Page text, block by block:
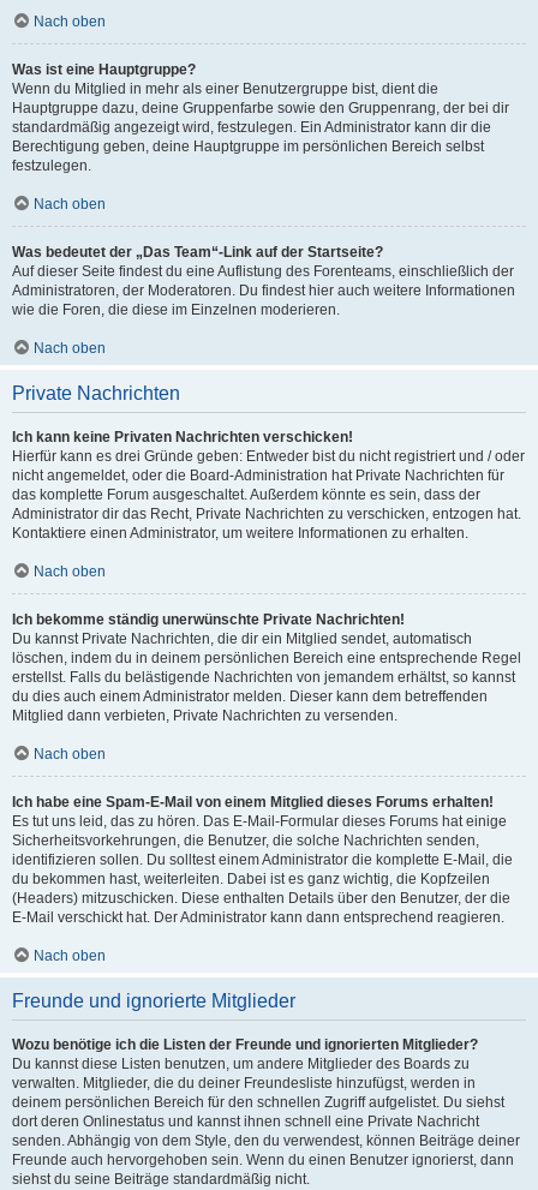
Nach oben
Was ist eine Hauptgruppe?
Wenn du Mitglied in mehr als einer Benutzergruppe bist, dient die
Hauptgruppe dazu, deine Gruppenfarbe sowie den Gruppenrang, der bei dir
standardmäßig angezeigt wird, festzulegen. Ein Administrator kann dir die
Berechtigung geben, deine Hauptgruppe im persönlichen Bereich selbst
festzulegen.
Nach oben
Was bedeutet der „Das Team“-Link auf der Startseite?
Auf dieser Seite findest du eine Auflistung des Forenteams, einschließlich der
Administratoren, der Moderatoren. Du findest hier auch weitere Informationen
wie die Foren, die diese im Einzelnen moderieren.
Nach oben
Private Nachrichten
Ich kann keine Privaten Nachrichten verschicken!
Hierfür kann es drei Gründe geben: Entweder bist du nicht registriert und / oder
nicht angemeldet, oder die Board-Administration hat Private Nachrichten für
das komplette Forum ausgeschaltet. Außerdem könnte es sein, dass der
Administrator dir das Recht, Private Nachrichten zu verschicken, entzogen hat.
Kontaktiere einen Administrator, um weitere Informationen zu erhalten.
Nach oben
Ich bekomme ständig unerwünschte Private Nachrichten!
Du kannst Private Nachrichten, die dir ein Mitglied sendet, automatisch
löschen, indem du in deinem persönlichen Bereich eine entsprechende Regel
erstellst. Falls du belästigende Nachrichten von jemandem erhältst, so kannst
du dies auch einem Administrator melden. Dieser kann dem betreffenden
Mitglied dann verbieten, Private Nachrichten zu versenden.
Nach oben
Ich habe eine Spam-E-Mail von einem Mitglied dieses Forums erhalten!
Es tut uns leid, das zu hören. Das E-Mail-Formular dieses Forums hat einige
Sicherheitsvorkehrungen, die Benutzer, die solche Nachrichten senden,
identifizieren sollen. Du solltest einem Administrator die komplette E-Mail, die
du bekommen hast, weiterleiten. Dabei ist es ganz wichtig, die Kopfzeilen
(Headers) mitzuschicken. Diese enthalten Details über den Benutzer, der die
E-Mail verschickt hat. Der Administrator kann dann entsprechend reagieren.
Nach oben
Freunde und ignorierte Mitglieder
Wozu benötige ich die Listen der Freunde und ignorierten Mitglieder?
Du kannst diese Listen benutzen, um andere Mitglieder des Boards zu
verwalten. Mitglieder, die du deiner Freundesliste hinzufügst, werden in
deinem persönlichen Bereich für den schnellen Zugriff aufgelistet. Du siehst
dort deren Onlinestatus und kannst ihnen schnell eine Private Nachricht
senden. Abhängig von dem Style, den du verwendest, können Beiträge deiner
Freunde auch hervorgehoben sein. Wenn du einen Benutzer ignorierst, dann
siehst du seine Beiträge standardmäßig nicht.